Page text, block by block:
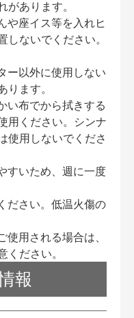
があります。
や座イス等を入れヒ
しないでください。
ー以外に使用しない
ります。
い布でから拭きする
用ください。シンナ
使用しないでくださ
すいため、週に一度
ださい。低温火傷の
用される場合は、
ください。
報